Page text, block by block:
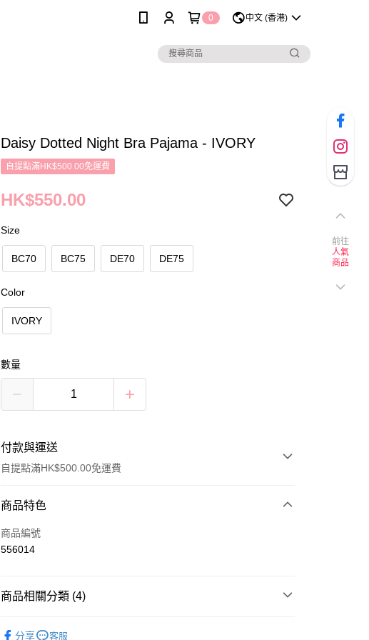
0 中文 (香港)
Daisy Dotted Night Bra Pajama - IVORY
自提點滿HK$500.00免運費
HK$550.00
Size
BC70 BC75 DE70 DE75
Color
IVORY
數量
付款與運送
自提點滿HK$500.00免運費
付款方式
信用卡
送貨方式
付款後順豐自助櫃
商品特色
商品編號
556014
商品相關分類 (4)
分享 客服
前往
人氣
商品